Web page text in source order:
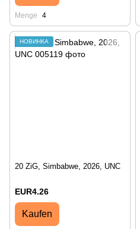
Menge 4
НОВИНКА
20 ZiG, Simbabwe, 2026, UNC
EUR4.26
Kaufen